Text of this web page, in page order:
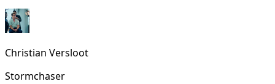
Christian Versloot
Stormchaser